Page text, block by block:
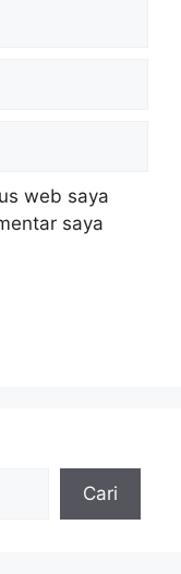
web saya
saya
Cari